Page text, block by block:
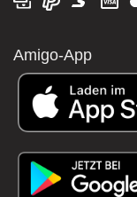
Amigo-App